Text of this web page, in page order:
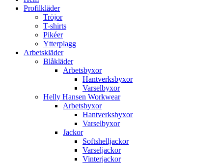
Profilkläder
Tröjor
T-shirts
Pikéer
Ytterplagg
Arbetskläder
Blåkläder
Arbetsbyxor
Hantverksbyxor
Varselbyxor
Helly Hansen Workwear
Arbetsbyxor
Hantverksbyxor
Varselbyxor
Jackor
Softshelljackor
Varseljackor
Vinterjackor